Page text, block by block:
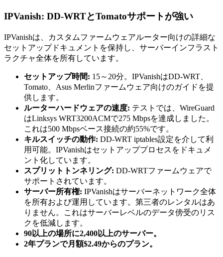
IPVanish: DD-WRTとTomatoサポートが強い
IPVanishは、カスタムファームウェアルーター向けの詳細な
セットアップドキュメントを保持し、サーバーインフラスト
ラクチャ全体を所有しています。
セットアップ時間: 15～20分。IPVanishはDD-WRT、
Tomato、Asus Merlinファームウェア向けのガイドを提
供します。
ルーターハードウェアの速度: テストでは、WireGuard
はLinksys WRT3200ACMで275 Mbpsを達成しました。
これは500 Mbpsベース接続の約55%です。
キルスイッチの動作: DD-WRT iptables設定を介して利
用可能。IPVanishはセットアッププロセスをドキュメ
ント化しています。
スプリットトンネリング: DD-WRTファームウェアで
サポートされています。
サーバー所有権: IPVanishはサーバーネットワーク全体
を所有および運用しています。第三者のレンタルはあ
りません。これはサーバーレベルのデータ傍受のリス
クを低減します。
90以上の場所に2,400以上のサーバー。
2年プランで月額$2.49からのプラン。